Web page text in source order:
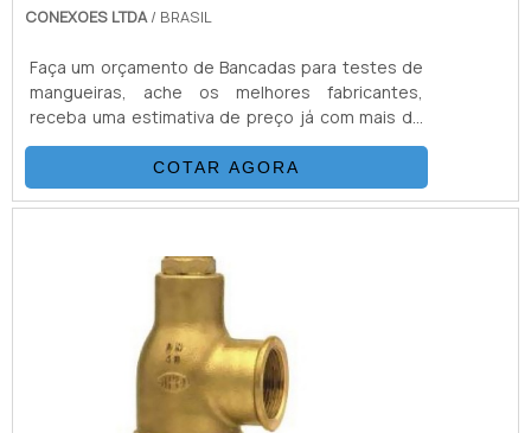
CONEXOES LTDA/ BRASIL
Faça um orçamento de Bancadas para testes de
mangueiras, ache os melhores fabricantes,
receba uma estimativa de preço já com mais de
50 distribuidores
COTAR AGORA